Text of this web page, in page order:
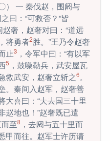
） 一 秦伐赵，围阏与
曰：“可救否？”皆
赵奢，赵奢对曰：“道远
将勇者2胜。”王乃令赵奢
止3 ，令军中曰：“有以军
5 ，鼓噪勒兵，武安屋瓦
救武安，赵奢立斩之6。
。秦间入赵军，赵奢善
大喜曰：“夫去国三十里
赵地也！”赵奢既已遣
至8 ，去阏与五十里而
甲而往。赵军士许历请